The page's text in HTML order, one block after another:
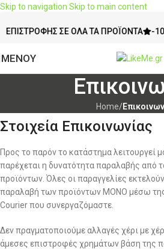
Skip to navigation Skip to main content
ΣΕ ΌΛΑ ΤΑ ΠΡΟΪΌΝΤΑ -10%
ΜΕΝΟΥ
Home/
Στοιχεία Επικοινωνίας
Προς το παρόν το κατάστημα λειτουργεί
παρέχεται η δυνατότητα παραλαβής από
προϊόντων. Όλες οι παραγγελίες
παραλαβή των προϊόντων ΜΟΝΟ μέσω
Courier που συνεργαζόμαστε.
Δεν πραγματοποιούμε αλλαγές χέρι με
άμεσες επιστροφές χρημάτων βάση της